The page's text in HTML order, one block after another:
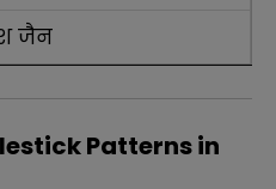
जैन
Patterns in